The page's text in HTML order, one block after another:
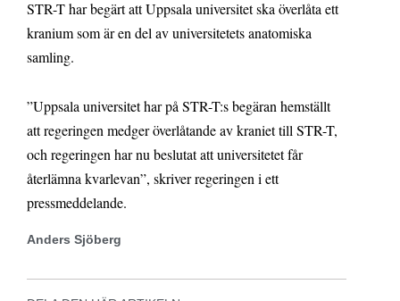
STR-T har begärt att Uppsala universitet ska överlåta ett
kranium som är en del av universitetets anatomiska
samling.
”Uppsala universitet har på STR-T:s begäran hemställt
att regeringen medger överlåtande av kraniet till STR-T,
och regeringen har nu beslutat att universitetet får
återlämna kvarlevan”, skriver regeringen i ett
pressmeddelande.
Anders Sjöberg